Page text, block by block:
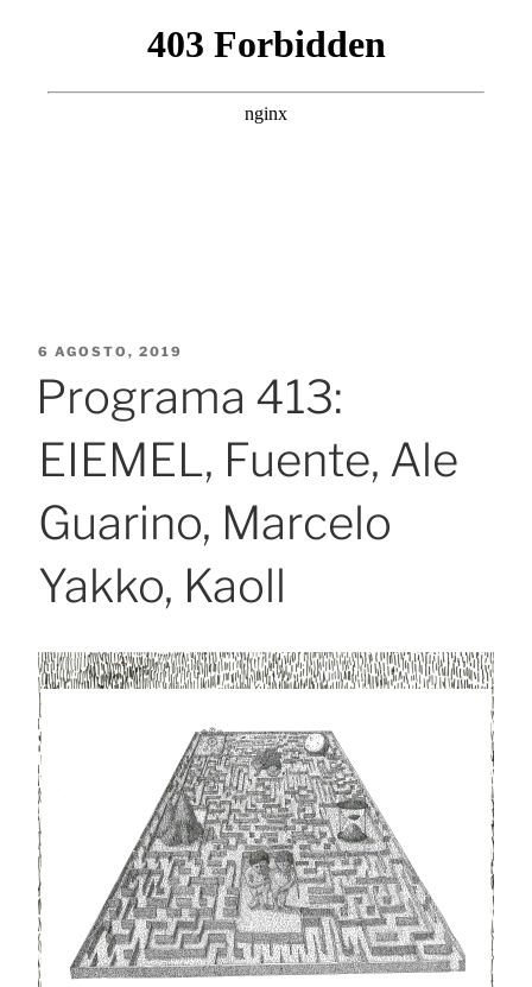
PUBLICADO
6 AGOSTO, 2019
Programa 413:
EIEMEL, Fuente, Ale
Guarino, Marcelo
Yakko, Kaoll